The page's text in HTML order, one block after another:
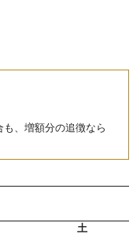
、増額分の追徴なら
土